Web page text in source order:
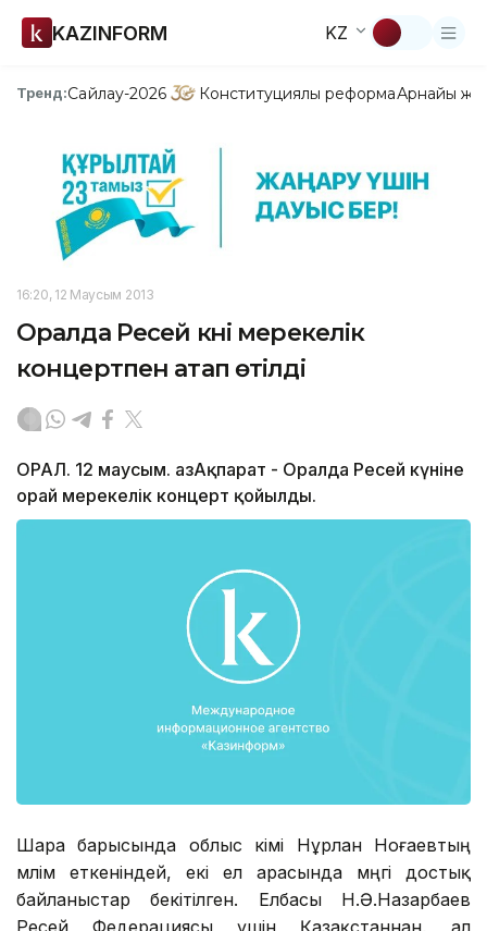
KAZINFORM KZ
Тренд:Сайлау-2026 Конституциялық реформаАрнайы
16:20, 12 Маусым 2013
Оралда Ресей күні мерекелік
концертпен атап өтілді
ОРАЛ. 12 маусым. ҚазАқпарат - Оралда Ресей күніне
орай мерекелік концерт қойылды.
Шара барысында облыс әкімі Нұрлан Ноғаевтың
мәлім еткеніндей, екі ел арасында мәңгі достық
байланыстар бекітілген. Елбасы Н.Ә.Назарбаев
Ресей Федерациясы үшін Қазақстаннан, ал